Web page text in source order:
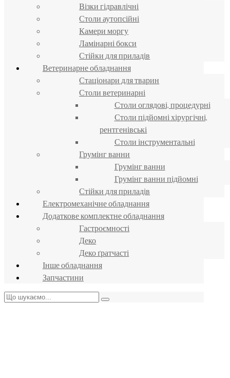
Візки гідравлічні
Столи аутопсійні
Камери моргу
Ламінарні бокси
Стійки для приладів
Ветеринарне обладнання
Стаціонари для тварин
Столи ветеринарні
Столи оглядові, процедурні
Столи підйомні хірургічні,
рентгенівські
Столи інструментальні
Грумінг ванни
Грумінг ванни
Грумінг ванни підйомні
Стійки для приладів
Електромеханічне обладнання
Додаткове комплектне обладнання
Гастроємності
Деко
Деко ґратчасті
Інше обладнання
Запчастини